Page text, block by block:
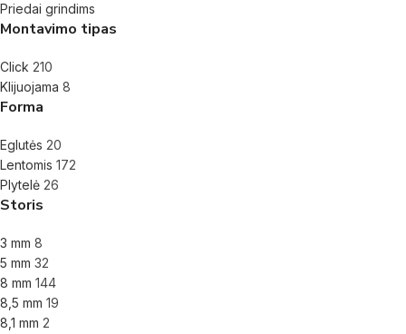
Priedai grindims
Montavimo tipas
Click 210
Klijuojama 8
Forma
Eglutės 20
Lentomis 172
Plytelė 26
Storis
3 mm 8
5 mm 32
8 mm 144
8,5 mm 19
8,1 mm 2